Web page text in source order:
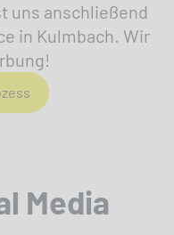
uns anschließend
in Kulmbach. Wir
Media